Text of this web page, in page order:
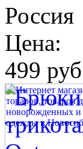
Россия
Цена:
499 руб